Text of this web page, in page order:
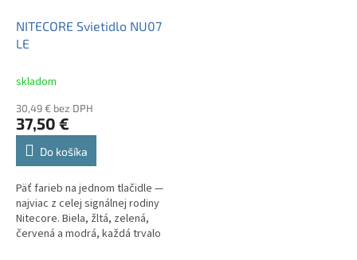
NITECORE Svietidlo NU07
LE
skladom
30,49 € bez DPH
37,50 €
Do košíka
Päť farieb na jednom tlačidle —
najviac z celej signálnej rodiny
Nitecore. Biela, žltá, zelená,
červená a modrá, každá trvalo